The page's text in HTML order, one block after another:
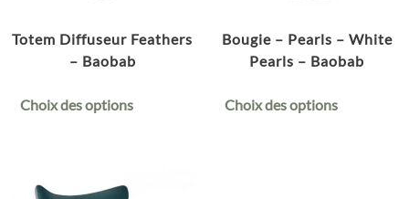
Totem Diffuseur Feathers
– Baobab
Choix des options
Bougie – Pearls – White
Pearls – Baobab
Choix des options